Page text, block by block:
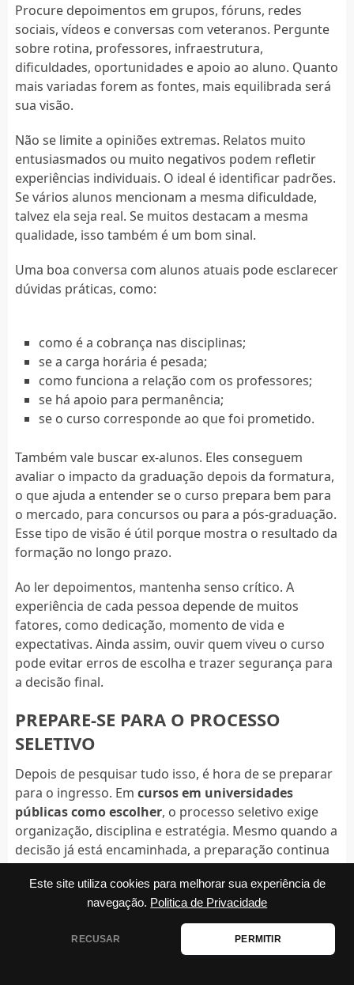
Este site utiliza cookies para melhorar sua experiência de
navegação. Politica de Privacidade
RECUSAR PERMITIR
Procure depoimentos em grupos, fóruns, redes
sociais, vídeos e conversas com veteranos. Pergunte
sobre rotina, professores, infraestrutura,
dificuldades, oportunidades e apoio ao aluno. Quanto
mais variadas forem as fontes, mais equilibrada será
sua visão.
Não se limite a opiniões extremas. Relatos muito
entusiasmados ou muito negativos podem refletir
experiências individuais. O ideal é identificar padrões.
Se vários alunos mencionam a mesma dificuldade,
talvez ela seja real. Se muitos destacam a mesma
qualidade, isso também é um bom sinal.
Uma boa conversa com alunos atuais pode esclarecer
dúvidas práticas, como:
como é a cobrança nas disciplinas;
se a carga horária é pesada;
como funciona a relação com os professores;
se há apoio para permanência;
se o curso corresponde ao que foi prometido.
Também vale buscar ex-alunos. Eles conseguem
avaliar o impacto da graduação depois da formatura,
o que ajuda a entender se o curso prepara bem para
o mercado, para concursos ou para a pós-graduação.
Esse tipo de visão é útil porque mostra o resultado da
formação no longo prazo.
Ao ler depoimentos, mantenha senso crítico. A
experiência de cada pessoa depende de muitos
fatores, como dedicação, momento de vida e
expectativas. Ainda assim, ouvir quem viveu o curso
pode evitar erros de escolha e trazer segurança para
a decisão final.
PREPARE-SE PARA O PROCESSO
SELETIVO
Depois de pesquisar tudo isso, é hora de se preparar
para o ingresso. Em cursos em universidades
públicas como escolher, o processo seletivo exige
organização, disciplina e estratégia. Mesmo quando a
decisão já está encaminhada, a preparação continua
sendo essencial para transformar intenção em vaga.
Comece entendendo como a universidade seleciona
seus estudantes. Algumas usam nota de exame
nacional, outras têm vestibular próprio e outras
combinam critérios. Saber isso desde cedo ajuda a